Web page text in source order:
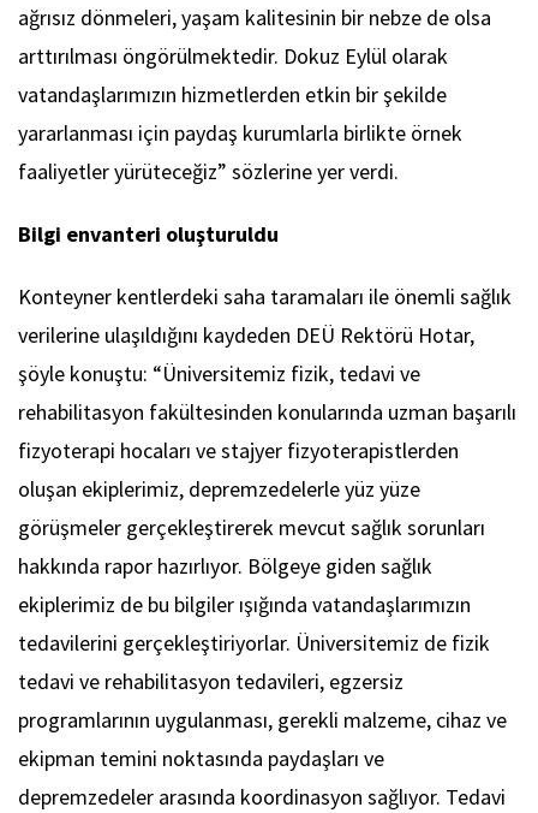
ağrısız dönmeleri, yaşam kalitesinin bir nebze de olsa
arttırılması öngörülmektedir. Dokuz Eylül olarak
vatandaşlarımızın hizmetlerden etkin bir şekilde
yararlanması için paydaş kurumlarla birlikte örnek
faaliyetler yürüteceğiz” sözlerine yer verdi.
Bilgi envanteri oluşturuldu
Konteyner kentlerdeki saha taramaları ile önemli sağlık
verilerine ulaşıldığını kaydeden DEÜ Rektörü Hotar,
şöyle konuştu: “Üniversitemiz fizik, tedavi ve
rehabilitasyon fakültesinden konularında uzman başarılı
fizyoterapi hocaları ve stajyer fizyoterapistlerden
oluşan ekiplerimiz, depremzedelerle yüz yüze
görüşmeler gerçekleştirerek mevcut sağlık sorunları
hakkında rapor hazırlıyor. Bölgeye giden sağlık
ekiplerimiz de bu bilgiler ışığında vatandaşlarımızın
tedavilerini gerçekleştiriyorlar. Üniversitemiz de fizik
tedavi ve rehabilitasyon tedavileri, egzersiz
programlarının uygulanması, gerekli malzeme, cihaz ve
ekipman temini noktasında paydaşları ve
depremzedeler arasında koordinasyon sağlıyor. Tedavi